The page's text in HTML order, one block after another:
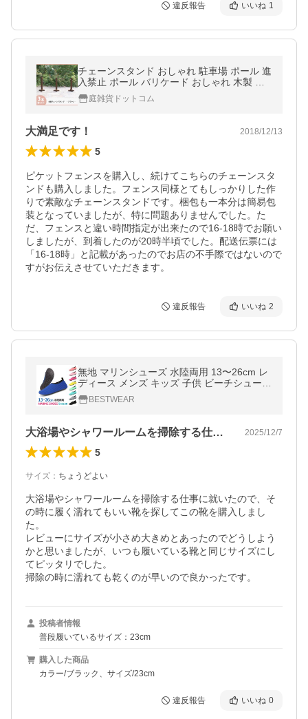
違反報告 いいね 1
チェーンスタンド おしゃれ 駐車場 ポール 進
入禁止 ポール バリケード おしゃれ 木製 ナ
チュラル 庭 玄関 駐車場 境界 門扉 屋外 重い
3本組庭雑貨ドットコム
大満足です！ 2018/12/13
5
ピケットフェンスを購入し、続けてこちらのチェーンスタ
ンドも購入しました。フェンス同様とてもしっかりした作
りで素敵なチェーンスタンドです。梱包も一本分は簡易包
装となっていましたが、特に問題ありませんでした。た
だ、フェンスと違い時間指定が出来たので16-18時でお願い
しましたが、到着したのが20時半頃でした。配送伝票には
「16-18時」と記載があったのでお店の不手際ではないので
すがお伝えさせていただきます。
違反報告 いいね 2
無地 マリンシューズ 水陸両用 13〜26cm レ
ディース メンズ キッズ 子供 ビーチシューズ
アクアシューズ ウォーターシューズ ビーチ
サンダル 入浴介助 介護
BESTWEAR
大浴場やシャワールームを掃除する仕事に… 2025/12/7
5
サイズ ： ちょうどよい
大浴場やシャワールームを掃除する仕事に就いたので、そ
の時に履く濡れてもいい靴を探してこの靴を購入しまし
た。
レビューにサイズが小さめ大きめとあったのでどうしよう
かと思いましたが、いつも履いている靴と同じサイズにし
てピッタリでした。
掃除の時に濡れても乾くのが早いので良かったです。
投稿者情報
普段履いているサイズ：23cm
購入した商品
カラー/ブラック、サイズ/23cm
違反報告 いいね 0